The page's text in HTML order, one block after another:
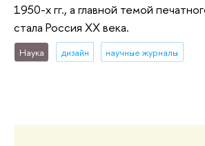
1950-х гг., а главной темой
стала Россия ХХ века.
Наука дизайн научные журналы